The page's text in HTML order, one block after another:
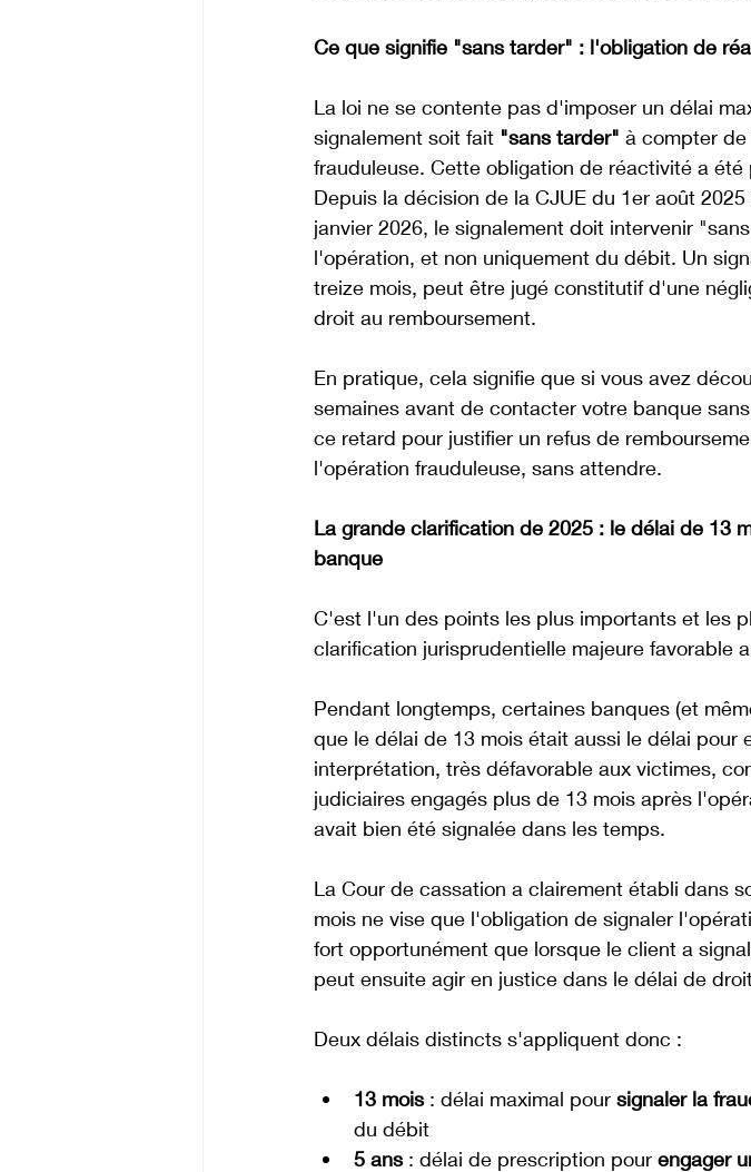
Ce que signifie "sans tarder" : l'obligation de
La loi ne se contente pas d'imposer un délai
signalement soit fait "sans tarder" à compter
frauduleuse. Cette obligation de réactivité a
Depuis la décision de la CJUE du 1er août
janvier 2026, le signalement doit intervenir
l'opération, et non uniquement du débit. Un
treize mois, peut être jugé constitutif d'une
droit au remboursement.
En pratique, cela signifie que si vous avez
semaines avant de contacter votre banque
ce retard pour justifier un refus de
l'opération frauduleuse, sans attendre.
La grande clarification de 2025 : le délai de 13
banque
C'est l'un des points les plus importants et les
clarification jurisprudentielle majeure favorable
Pendant longtemps, certaines banques (et
que le délai de 13 mois était aussi le délai pour
interprétation, très défavorable aux victimes,
judiciaires engagés plus de 13 mois après
avait bien été signalée dans les temps.
La Cour de cassation a clairement établi dans
mois ne vise que l'obligation de signaler
fort opportunément que lorsque le client a
peut ensuite agir en justice dans le délai de
Deux délais distincts s'appliquent donc :
13 mois : délai maximal pour signaler la
du débit
5 ans : délai de prescription pour engager